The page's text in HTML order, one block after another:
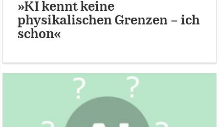
»KI kennt keine
physikalischen Grenzen – ich
schon«